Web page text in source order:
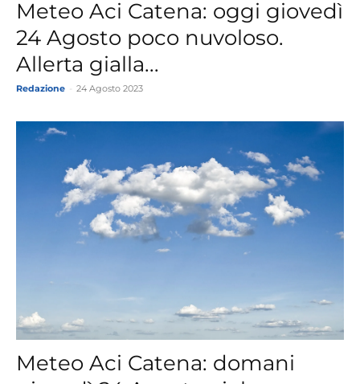
Meteo Aci Catena: oggi giovedì
24 Agosto poco nuvoloso.
Allerta gialla...
Redazione 24 Agosto 2023
Meteo Aci Catena: domani